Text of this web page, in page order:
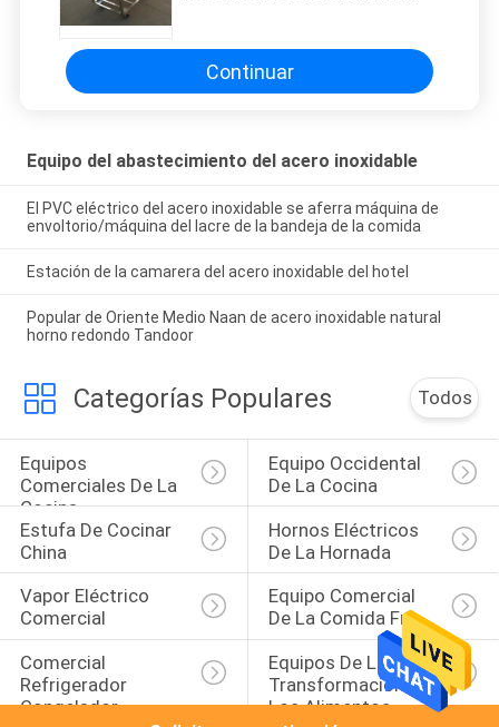
Continuar
Equipo del abastecimiento del acero inoxidable
El PVC eléctrico del acero inoxidable se aferra máquina de
envoltorio/máquina del lacre de la bandeja de la comida
Estación de la camarera del acero inoxidable del hotel
Popular de Oriente Medio Naan de acero inoxidable natural
horno redondo Tandoor
Categorías Populares Todos
Equipos
Comerciales De La
Cocina
Equipo Occidental
De La Cocina
Estufa De Cocinar
China
Hornos Eléctricos
De La Hornada
Vapor Eléctrico
Comercial
Equipo Comercial
De La Comida Fría
Comercial
Refrigerador
Congelador
Equipos De La
Transformación De
Los Alimentos